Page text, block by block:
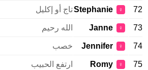
72
♀
Stephanieتاج أو إكليل
73
♀
Janne الله رحيم
74
♀
Jennifer خصب
75
♀
Romy ارتفع الحبيب